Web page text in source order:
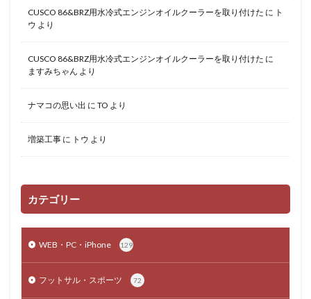
CUSCO 86&BRZ用水冷式エンジンオイルクーラーを取り付けた に ト
ウ より
CUSCO 86&BRZ用水冷式エンジンオイルクーラーを取り付けた に
ますみちゃん より
ナマコの思い出 に TO より
増築工事 に トウ より
カテゴリー
WEB・PC・iPhone 129
フットサル・スポーツ 72